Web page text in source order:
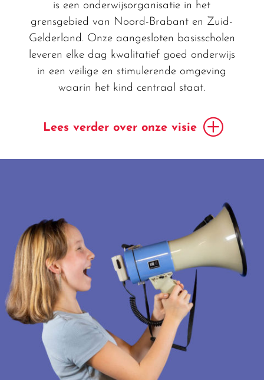
is een onderwijsorganisatie in het
grensgebied van Noord-Brabant en Zuid-
Gelderland. Onze aangesloten basisscholen
leveren elke dag kwalitatief goed onderwijs
in een veilige en stimulerende omgeving
waarin het kind centraal staat.
Lees verder over onze visie